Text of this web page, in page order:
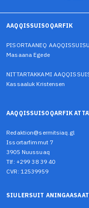
AAQQISSUISOQARFIK
PISORTAANEQ
Masaana Egede
NITTARTAKKAMI
Kassaaluk Kristensen
AAQQISSUISOQARFIK
Redaktion@sermitsiaq.gl
Issortarfimmut 7
3905 Nuussuaq
Tlf: +299 38 39 40
CVR: 12539959
SIULERSUIT